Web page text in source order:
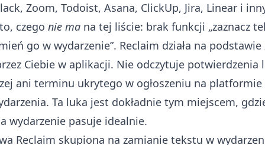
Zoom, Todoist, Asana, ClickUp, Jira, Linear i
czego nie ma na tej liście: brak funkcji „zaznacz
go w wydarzenie”. Reclaim działa na podstawie
Ciebie w aplikacji. Nie odczytuje potwierdzenia
ani terminu ukrytego w ogłoszeniu na platformie
Ta luka jest dokładnie tym miejscem,
wydarzenie pasuje idealnie.
Reclaim skupiona na zamianie tekstu w